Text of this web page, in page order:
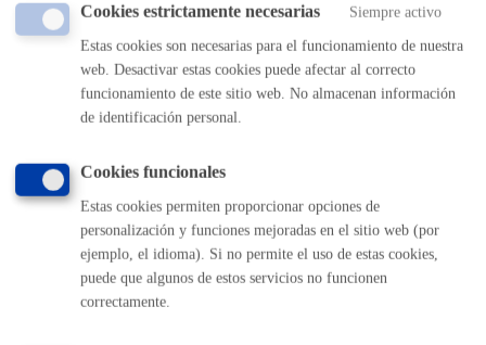
Comunícate con el Ayuntamiento de Donostia / San
Sebastián
(gratuito desde Donostia / San Sebastián)
Buzón de la ciudadanía
Informar de un error en la web
Enlaces útiles
Cookies estrictamente necesarias Siempre activo
Estas cookies son necesarias para el funcionamiento de nuestra
web. Desactivar estas cookies puede afectar al correcto
funcionamiento de este sitio web. No almacenan información
de identificación personal.
Cookies funcionales
Estas cookies permiten proporcionar opciones de
personalización y funciones mejoradas en el sitio web (por
ejemplo, el idioma). Si no permite el uso de estas cookies,
puede que algunos de estos servicios no funcionen
correctamente.